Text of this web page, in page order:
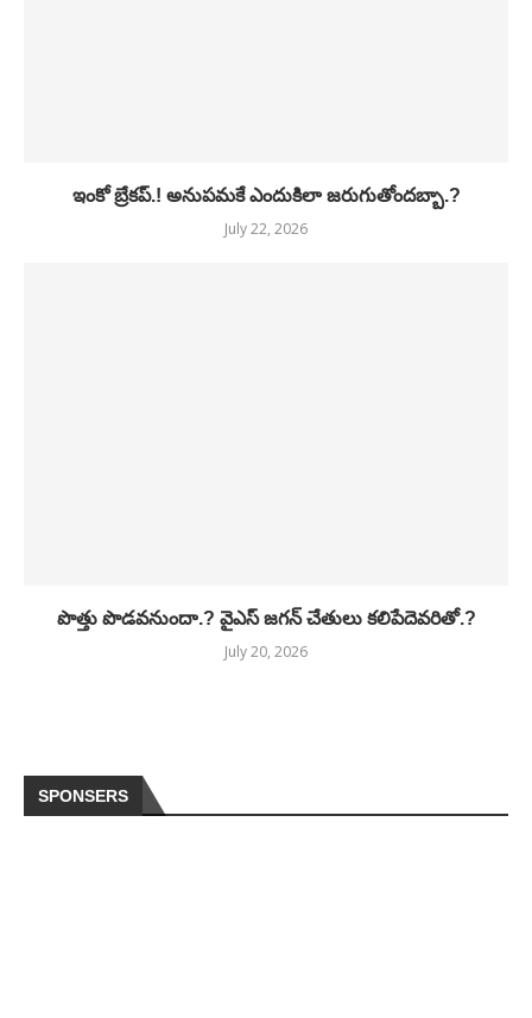
ఇంకో బ్రేకప్.! అనుపమకే ఎందుకిలా జరుగుతోందబ్బా.?
July 22, 2026
పొత్తు పొడవనుందా.? వైఎస్ జగన్ చేతులు కలిపేదెవరితో.?
July 20, 2026
SPONSERS